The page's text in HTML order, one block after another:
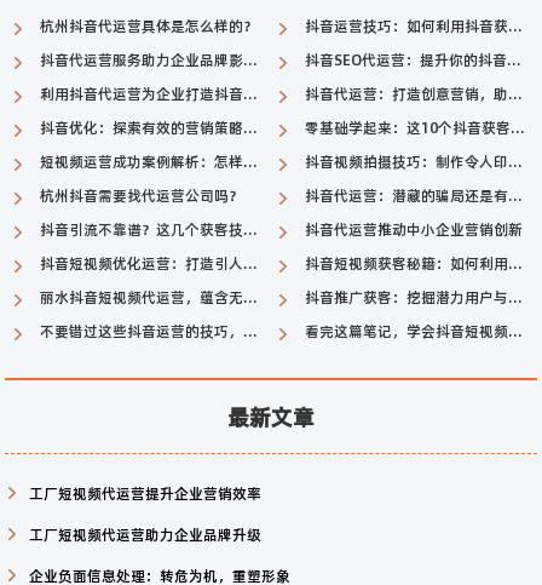
杭州抖音代运营具体是怎么样的？
抖音运营技巧：如何利用抖音获客？
抖音代运营服务助力企业品牌影响力提升
抖音SEO代运营：提升你的抖音账号曝光率和粉丝数量
利用抖音代运营为企业打造抖音品牌
抖音代运营：打造创意营销，助力企业爆红
抖音优化：探索有效的营销策略，提升品牌影响力
零基础学起来：这10个抖音获客技巧，让你无缝接入抖音引流链路
短视频运营成功案例解析：怎样做才能走向成功？
抖音视频拍摄技巧：制作令人印象深刻的有效果
杭州抖音需要找代运营公司吗？
抖音代运营：潜藏的骗局还是有潜力的创业机会？
抖音引流不靠谱？这几个获客技巧告诉你如何成功转化
抖音代运营推动中小企业营销创新
抖音短视频优化运营：打造引人注目的内容
抖音短视频获客秘籍：如何利用短视频平台吸引潜在客户
丽水抖音短视频代运营，蕴含无穷机遇的视觉化新生态
抖音推广获客：挖掘潜力用户与实现营销新突破
不要错过这些抖音运营的技巧，让你的账号更具有吸引力！
看完这篇笔记，学会抖音短视频推广不在话下！
最新文章
工厂短视频代运营提升企业营销效率
工厂短视频代运营助力企业品牌升级
企业负面信息处理：转危为机，重塑形象